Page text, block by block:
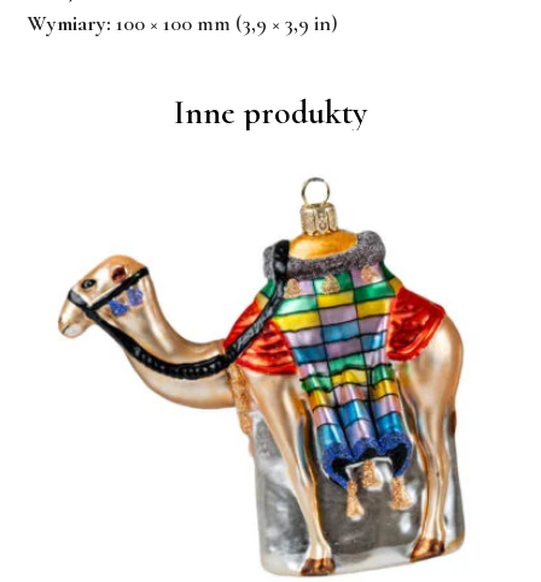
Wymiary: 100 × 100 mm (3,9 × 3,9 in)
Inne produkty